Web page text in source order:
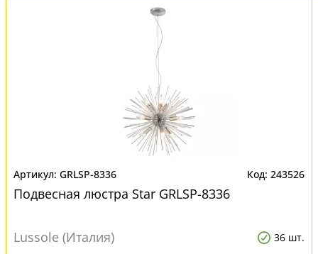
GRLSP-8336 243526
Подвесная люстра Star GRLSP-8336
Lussole (Италия) 36 шт.